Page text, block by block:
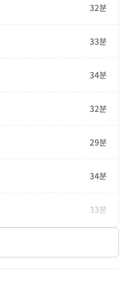
32분
33분
34분
32분
29분
34분
33분